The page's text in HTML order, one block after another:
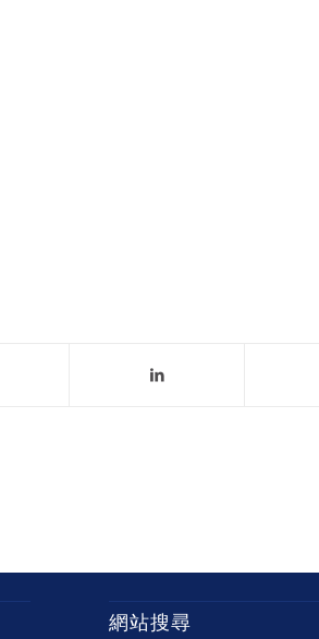
網站搜尋